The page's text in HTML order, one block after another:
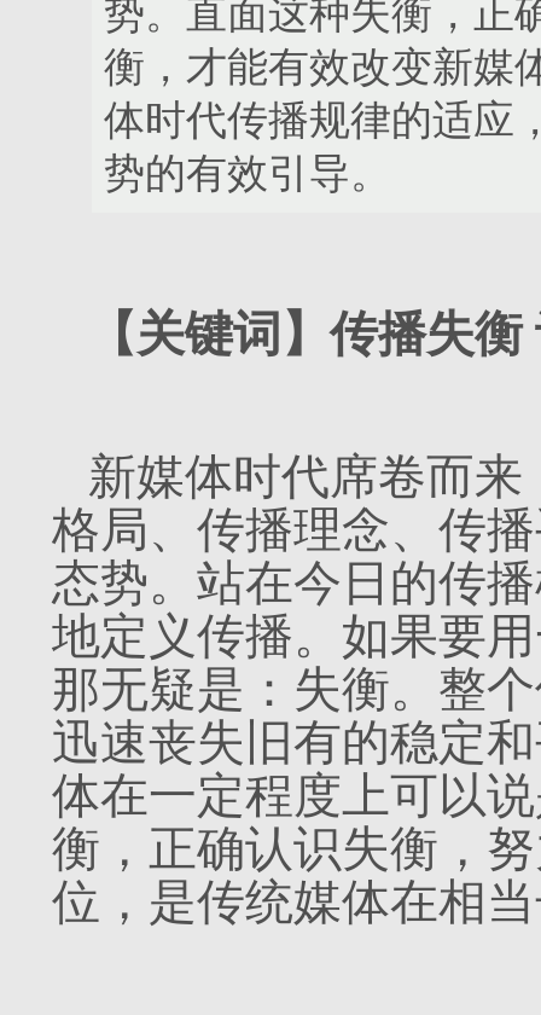
势。直面这种失衡，正
衡，才能有效改变新媒
体时代传播规律的适应
势的有效引导。
【关键词】传播失
新媒体时代席卷而
格局、传播理念、传
态势。站在今日的传
地定义传播。如果要
那无疑是：失衡。整
迅速丧失旧有的稳定
体在一定程度上可以
衡，正确认识失衡，
位，是传统媒体在相